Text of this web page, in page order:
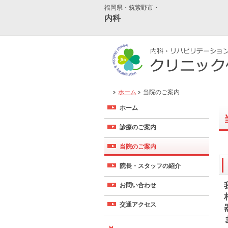
福岡県・筑紫野市・
内科
ホーム 当院のご案内
ホーム
診療のご案内
当院のご案内
院長・スタッフの紹介
お問い合わせ
交通アクセス